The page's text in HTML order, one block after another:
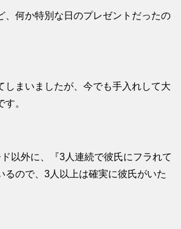
、何か特別な日のプレゼントだったの
しまいましたが、今でも手入れして大
。
以外に、『3人連続で彼氏にフラれて
るので、3人以上は確実に彼氏がいた